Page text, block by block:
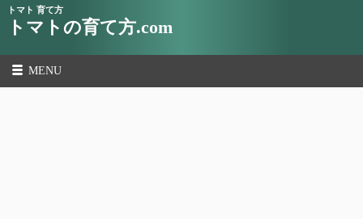
トマト 育て方
トマトの育て方.com
MENU